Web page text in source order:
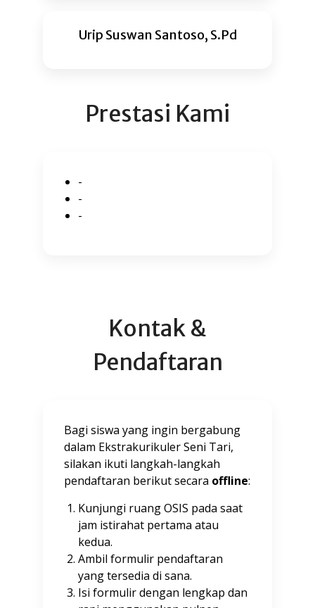
Urip Suswan Santoso, S.Pd
Prestasi Kami
-
-
-
Kontak &
Pendaftaran
Bagi siswa yang ingin bergabung
dalam Ekstrakurikuler Seni Tari,
silakan ikuti langkah-langkah
pendaftaran berikut secara offline:
Kunjungi ruang OSIS pada saat
jam istirahat pertama atau
kedua.
Ambil formulir pendaftaran
yang tersedia di sana.
Isi formulir dengan lengkap dan